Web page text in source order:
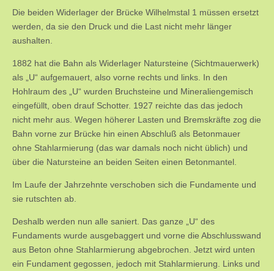
Die beiden Widerlager der Brücke Wilhelmstal 1 müssen ersetzt
werden, da sie den Druck und die Last nicht mehr länger
aushalten.
1882 hat die Bahn als Widerlager Natursteine (Sichtmauerwerk)
als „U“ aufgemauert, also vorne rechts und links. In den
Hohlraum des „U“ wurden Bruchsteine und Mineraliengemisch
eingefüllt, oben drauf Schotter. 1927 reichte das das jedoch
nicht mehr aus. Wegen höherer Lasten und Bremskräfte zog die
Bahn vorne zur Brücke hin einen Abschluß als Betonmauer
ohne Stahlarmierung (das war damals noch nicht üblich) und
über die Natursteine an beiden Seiten einen Betonmantel.
Im Laufe der Jahrzehnte verschoben sich die Fundamente und
sie rutschten ab.
Deshalb werden nun alle saniert. Das ganze „U“ des
Fundaments wurde ausgebaggert und vorne die Abschlusswand
aus Beton ohne Stahlarmierung abgebrochen. Jetzt wird unten
ein Fundament gegossen, jedoch mit Stahlarmierung. Links und